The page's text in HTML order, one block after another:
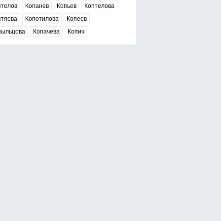
Копанев Копьев
Коптелова
Копотилова
Копеев
Копачева Копич